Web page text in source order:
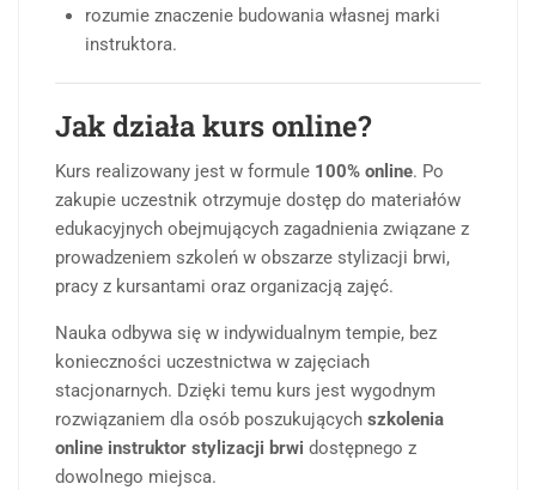
rozumie znaczenie budowania własnej marki
instruktora.
Jak działa kurs online?
Kurs realizowany jest w formule 100% online. Po
zakupie uczestnik otrzymuje dostęp do materiałów
edukacyjnych obejmujących zagadnienia związane z
prowadzeniem szkoleń w obszarze stylizacji brwi,
pracy z kursantami oraz organizacją zajęć.
Nauka odbywa się w indywidualnym tempie, bez
konieczności uczestnictwa w zajęciach
stacjonarnych. Dzięki temu kurs jest wygodnym
rozwiązaniem dla osób poszukujących szkolenia
online instruktor stylizacji brwi dostępnego z
dowolnego miejsca.